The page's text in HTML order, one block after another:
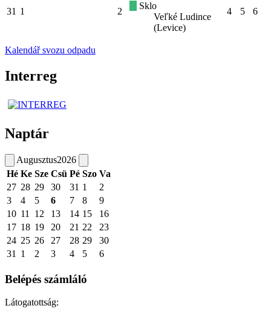
31 1 2
Sklo
Veľké Ludince
(Levice)
4 5 6
Kalendář svozu odpadu
Interreg
Naptár
Augusztus2026
Hé Ke Sze Csü Pé Szo Va
27 28 29 30 31 1
2
3
4 5 6 7 8
9
10 11 12 13 14 15
16
17 18 19 20 21 22
23
24 25 26 27 28 29
30
31
1 2 3 4 5 6
Belépés számláló
Látogatottság: